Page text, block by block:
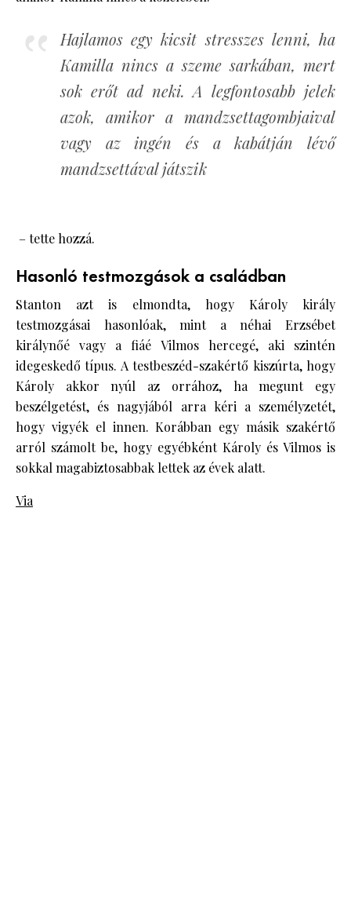
Hajlamos egy kicsit stresszes lenni, ha
Kamilla nincs a szeme sarkában, mert
sok erőt ad neki. A legfontosabb jelek
azok, amikor a mandzsettagombjaival
vagy az ingén és a kabátján lévő
mandzsettával játszik
– tette hozzá.
Hasonló testmozgások a családban
Stanton azt is elmondta, hogy Károly király
testmozgásai hasonlóak, mint a néhai Erzsébet
királynőé vagy a fiáé Vilmos hercegé, aki szintén
idegeskedő típus. A testbeszéd-szakértő kiszúrta, hogy
Károly akkor nyúl az orrához, ha megunt egy
beszélgetést, és nagyjából arra kéri a személyzetét,
hogy vigyék el innen. Korábban egy másik szakértő
arról számolt be, hogy egyébként Károly és Vilmos is
sokkal magabiztosabbak lettek az évek alatt.
Via